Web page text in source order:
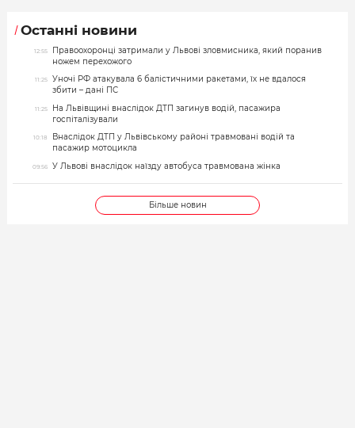
Останні новини
12:55
Правоохоронці затримали у Львові зловмисника, який поранив
ножем перехожого
11:25
Уночі РФ атакувала 6 балістичними ракетами, їх не вдалося
збити – дані ПС
11:25
На Львівщині внаслідок ДТП загинув водій, пасажира
госпіталізували
10:18
Внаслідок ДТП у Львівському районі травмовані водій та
пасажир мотоцикла
09:56 У Львові внаслідок наїзду автобуса травмована жінка
Більше новин